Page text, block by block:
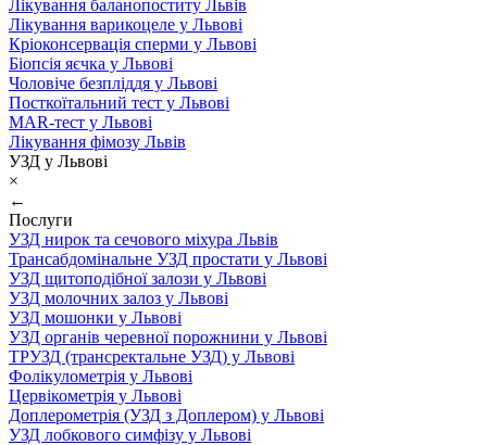
Лікування баланопоститу Львів
Лікування варикоцеле у Львові
Кріоконсервація сперми у Львові
Біопсія яєчка у Львові
Чоловіче безпліддя у Львові
Посткоїтальний тест у Львові
MAR-тест у Львові
Лікування фімозу Львів
УЗД у Львові
×
←
Послуги
УЗД нирок та сечового міхура Львів
Трансабдомінальне УЗД простати у Львові
УЗД щитоподібної залози у Львові
УЗД молочних залоз у Львові
УЗД мошонки у Львові
УЗД органів черевної порожнини у Львові
ТРУЗД (трансректальне УЗД) у Львові
Фолікулометрія у Львові
Цервікометрія у Львові
Доплерометрія (УЗД з Доплером) у Львові
УЗД лобкового симфізу у Львові